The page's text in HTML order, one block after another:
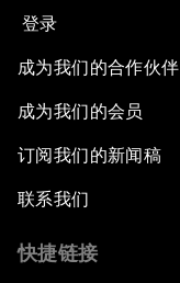
登录
成为我们的合作伙伴
成为我们的会员
订阅我们的新闻稿
联系我们
快捷链接